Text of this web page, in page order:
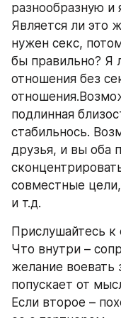
разнообразную и
Является ли это
нужен секс,
бы правильно? Я
отношения без
подлинная
стабильнось.
друзья, и вы оба
совместные
и т.д.
Прислушайтесь к
Что внутри –
желание воевать
попускает от
Если второе –